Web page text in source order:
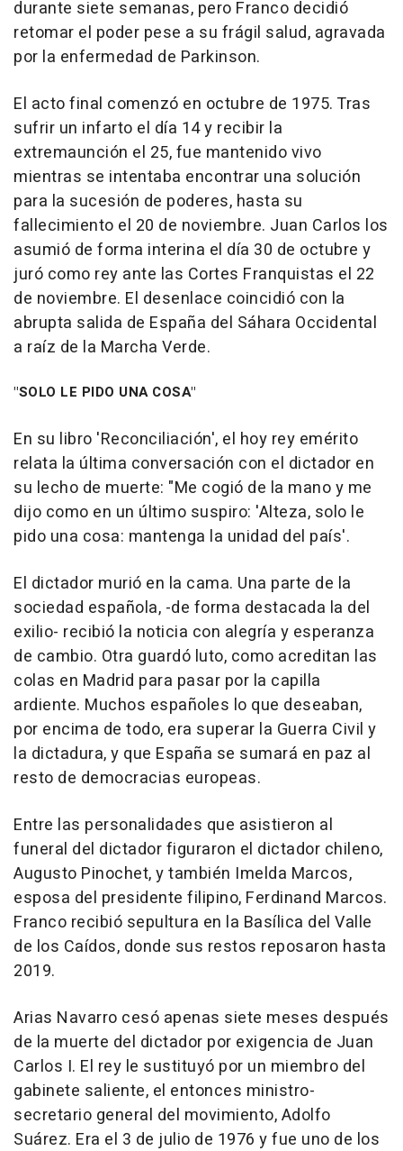
durante siete semanas, pero Franco decidió
retomar el poder pese a su frágil salud, agravada
por la enfermedad de Parkinson.
El acto final comenzó en octubre de 1975. Tras
sufrir un infarto el día 14 y recibir la
extremaunción el 25, fue mantenido vivo
mientras se intentaba encontrar una solución
para la sucesión de poderes, hasta su
fallecimiento el 20 de noviembre. Juan Carlos los
asumió de forma interina el día 30 de octubre y
juró como rey ante las Cortes Franquistas el 22
de noviembre. El desenlace coincidió con la
abrupta salida de España del Sáhara Occidental
a raíz de la Marcha Verde.
"SOLO LE PIDO UNA COSA"
En su libro 'Reconciliación', el hoy rey emérito
relata la última conversación con el dictador en
su lecho de muerte: "Me cogió de la mano y me
dijo como en un último suspiro: 'Alteza, solo le
pido una cosa: mantenga la unidad del país'.
El dictador murió en la cama. Una parte de la
sociedad española, -de forma destacada la del
exilio- recibió la noticia con alegría y esperanza
de cambio. Otra guardó luto, como acreditan las
colas en Madrid para pasar por la capilla
ardiente. Muchos españoles lo que deseaban,
por encima de todo, era superar la Guerra Civil y
la dictadura, y que España se sumará en paz al
resto de democracias europeas.
Entre las personalidades que asistieron al
funeral del dictador figuraron el dictador chileno,
Augusto Pinochet, y también Imelda Marcos,
esposa del presidente filipino, Ferdinand Marcos.
Franco recibió sepultura en la Basílica del Valle
de los Caídos, donde sus restos reposaron hasta
2019.
Arias Navarro cesó apenas siete meses después
de la muerte del dictador por exigencia de Juan
Carlos I. El rey le sustituyó por un miembro del
gabinete saliente, el entonces ministro-
secretario general del movimiento, Adolfo
Suárez. Era el 3 de julio de 1976 y fue uno de los